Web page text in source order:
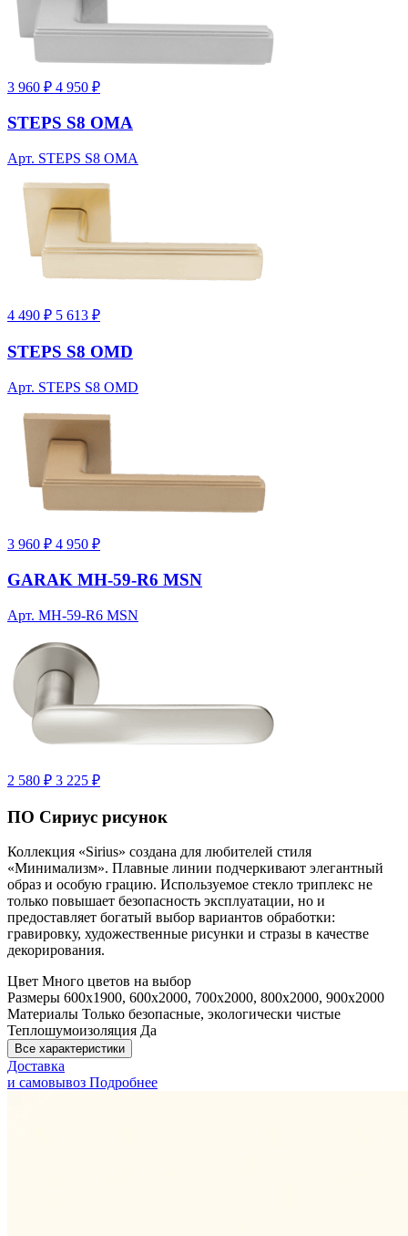
3 960 ₽ 4 950 ₽
STEPS S8 OMA
Арт. STEPS S8 OMA
4 490 ₽ 5 613 ₽
STEPS S8 OMD
Арт. STEPS S8 OMD
3 960 ₽ 4 950 ₽
GARAK MH-59-R6 MSN
Арт. MH-59-R6 MSN
2 580 ₽ 3 225 ₽
ПО Сириус рисунок
Коллекция «Sirius» создана для любителей стиля
«Минимализм». Плавные линии подчеркивают элегантный
образ и особую грацию. Используемое стекло триплекс не
только повышает безопасность эксплуатации, но и
предоставляет богатый выбор вариантов обработки:
гравировку, художественные рисунки и стразы в качестве
декорирования.
Цвет Много цветов на выбор
Размеры 600x1900, 600x2000, 700x2000, 800x2000, 900x2000
Материалы Только безопасные, экологически чистые
Теплошумоизоляция Да
Все характеристики
Доставка
и самовывоз Подробнее